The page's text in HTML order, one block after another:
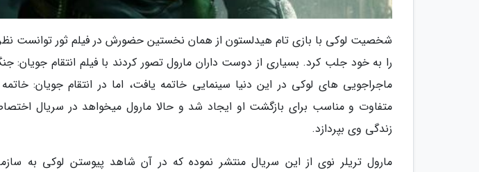
شخصیت لوکی با بازی تام هیدلستون از همان نخستین حضورش در فیلم ثور توانست نظر
متفاوت و مناسب برای بازگشت او ایجاد شد و حالا مارول میخواهد در سریال
زندگی وی بپردازد.